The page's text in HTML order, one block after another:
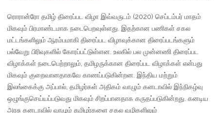
ரொரான்ரோ தமிழ் திரைப்பட விழா இவ்வருடம் (2020) செப்டம்பர் மாதம்
மிகவும் பிரமாண்டமாக நடைபெறவுள்ளது. இதற்கான பணிகள் சகல
மட்டங்களிலும் ஆரம்பமாகி திரைப்பட விழாவுக்கான திரைப்படங்களும்
பல்வேறு பிரிவுகளில் கோரப்பட்டுள்ளன. உலகில் பல முன்னணி திரைப்பட
விழாக்கள் நடைபெற்றாலும், தமிழருக்கான திரைப்பட விழாக்கள் என்பது
மிகவும் குறைவானதாகவே காணப்படுகின்றன. இந்திய மற்றும்
இலங்கைக்கு அப்பால், தமிழர்கள் அதிகம் வாழும் கனடாவில் இந்நிகழ்வு
ஒழுங்குசெய்யப்படுவது மிகவும் சிறப்பானதாக கருதப்படுகின்றது. கனடிய
அரசு கனடாவில் வாழும் தமிழர்களை சகல வழிகளிலும்